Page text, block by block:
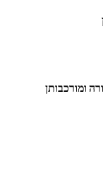
ומורכבותן